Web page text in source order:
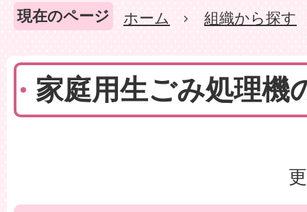
現在のページ ホーム 組織から探す
家庭用生ごみ処理機